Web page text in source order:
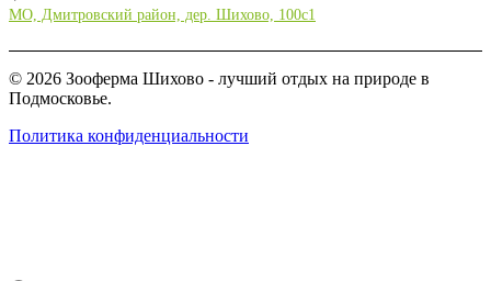
МО, Дмитровский район, дер. Шихово, 100с1
© 2026 Зооферма Шихово - лучший отдых на природе в
Подмосковье.
Политика конфиденциальности